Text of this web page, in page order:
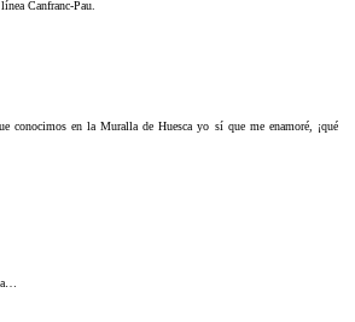
Canfranc-Pau.
conocimos en la Muralla de Huesca yo sí que me enamoré, ¡qué